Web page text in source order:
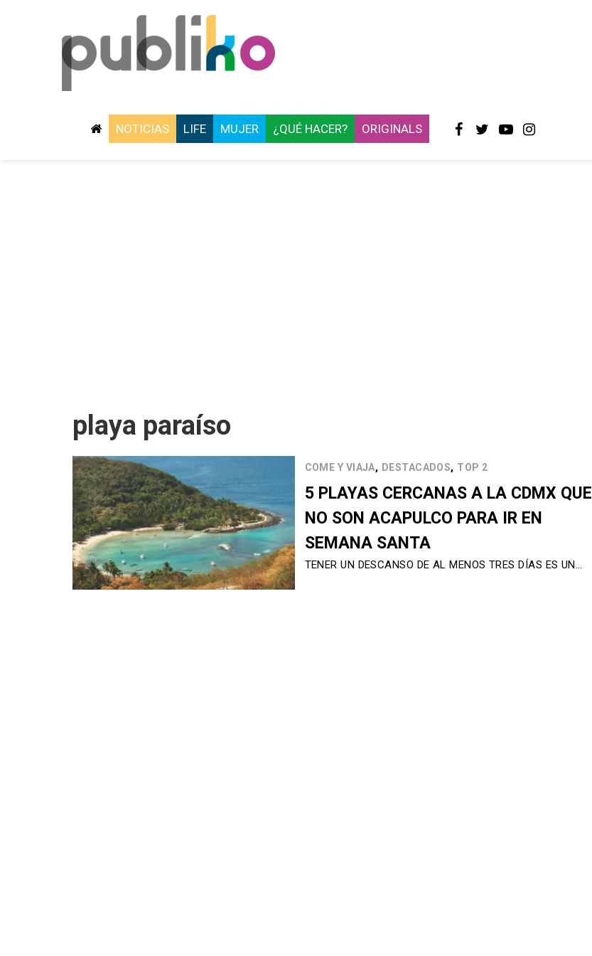
NOTICIAS LIFE MUJER ¿QUÉ HACER? ORIGINALS
playa paraíso
COME Y VIAJA, DESTACADOS, TOP 2
5 PLAYAS CERCANAS A LA CDMX QUE
NO SON ACAPULCO PARA IR EN
SEMANA SANTA
TENER UN DESCANSO DE AL MENOS TRES DÍAS ES UN…